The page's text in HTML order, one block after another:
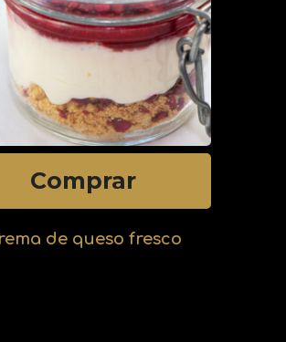
Comprar
de queso fresco